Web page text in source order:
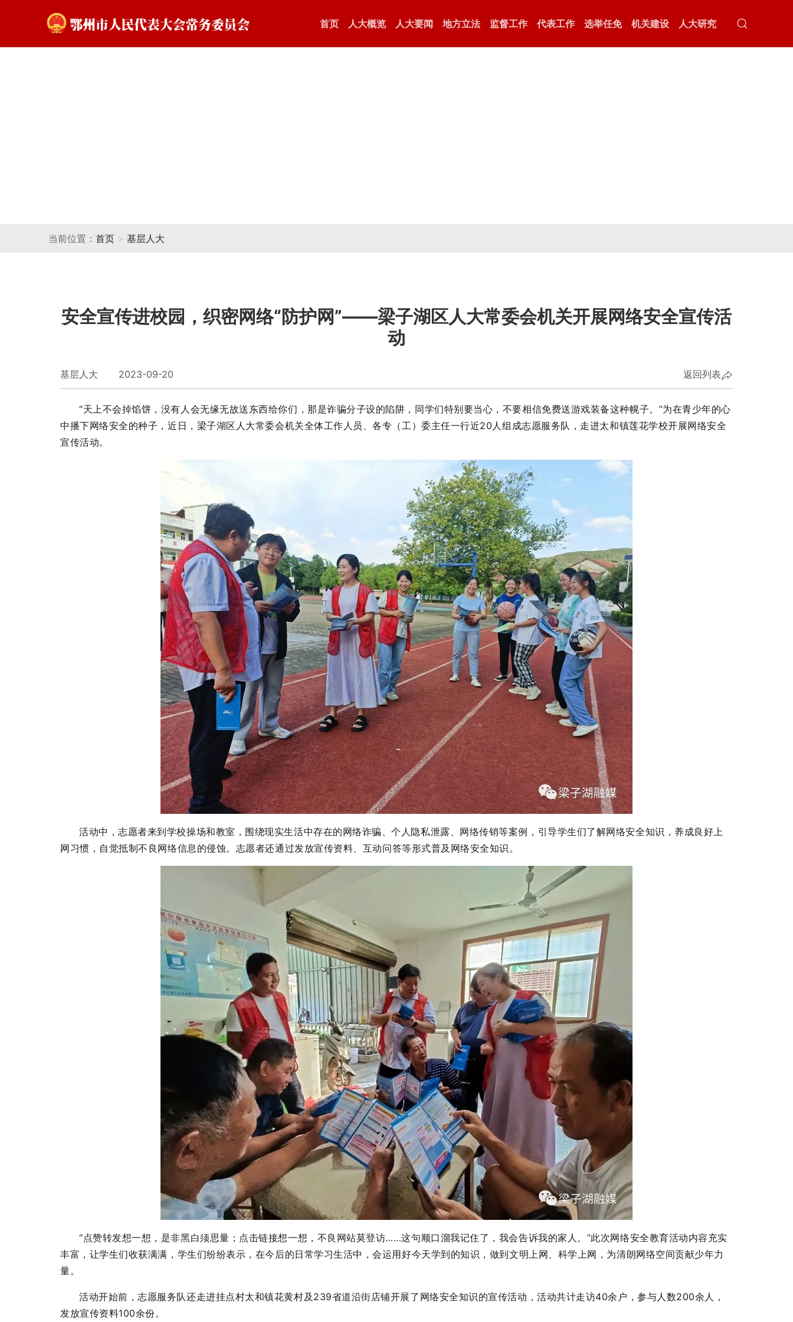
首页 人大概览 人大要闻 地方立法 监督工作 代表工作 选举任免 机关建设 人大研究
当前位置： 首页 > 基层人大
安全宣传进校园，织密网络“防护网”——梁子湖区人大常委会机关开展网络安全宣传活
动
基层人大 2023-09-20 返回列表
“天上不会掉馅饼，没有人会无缘无故送东西给你们，那是诈骗分子设的陷阱，同学们特别要当心，不要相信免费送游戏装备这种幌子。”为在青少年的心
中播下网络安全的种子，近日，梁子湖区人大常委会机关全体工作人员、各专（工）委主任一行近20人组成志愿服务队，走进太和镇莲花学校开展网络安全
宣传活动。
活动中，志愿者来到学校操场和教室，围绕现实生活中存在的网络诈骗、个人隐私泄露、网络传销等案例，引导学生们了解网络安全知识，养成良好上
网习惯，自觉抵制不良网络信息的侵蚀。 志愿者还通过发放宣传资料、互动问答等形式普及网络安全知识。
“点赞转发想一想，是非黑白须思量；点击链接想一想，不良网站莫登访……这句顺口溜我记住了，我会告诉我的家人。”此次网络安全教育活动内容充实
丰富，让学生们收获满满，学生们纷纷表示，在今后的日常学习生活中，会运用好今天学到的知识，做到文明上网、科学上网，为清朗网络空间贡献少年力
量。
活动开始前，志愿服务队还走进挂点村太和镇花黄村及239省道沿街店铺开展了网络安全知识的宣传活动，活动共计走访40余户，参与人数200余人，
发放宣传资料100余份。